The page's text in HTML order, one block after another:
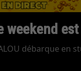
weekend
débarque en